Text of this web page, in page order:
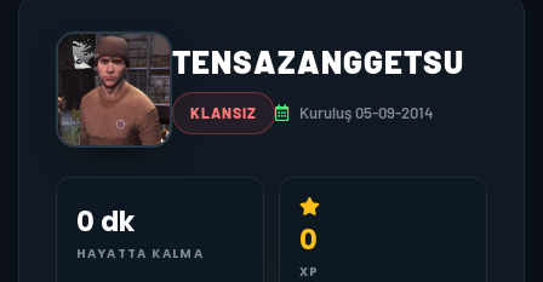
TENSAZANGGETSU
KLANSIZ Kuruluş 05-09-2014
0 dk
HAYATTA KALMA 0
XP